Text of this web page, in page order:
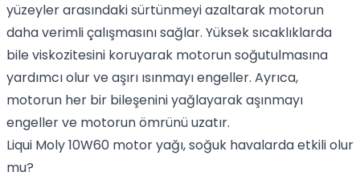
yüzeyler arasındaki sürtünmeyi azaltarak motorun
daha verimli çalışmasını sağlar. Yüksek sıcaklıklarda
bile viskozitesini koruyarak motorun soğutulmasına
yardımcı olur ve aşırı ısınmayı engeller. Ayrıca,
motorun her bir bileşenini yağlayarak aşınmayı
engeller ve motorun ömrünü uzatır.
Liqui Moly 10W60 motor yağı, soğuk havalarda etkili olur
mu?